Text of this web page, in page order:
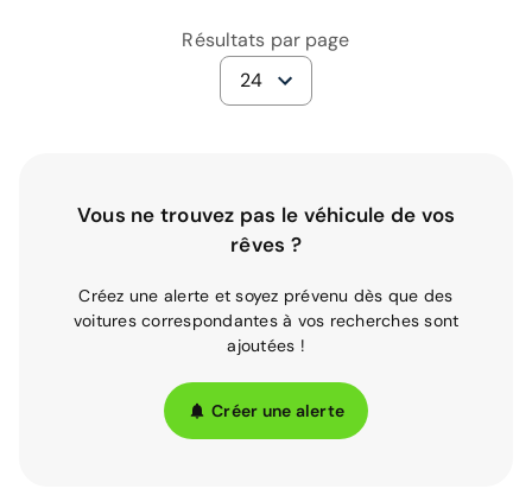
Résultats par page
24
Vous ne trouvez pas le véhicule de vos
rêves ?
Créez une alerte et soyez prévenu dès que des
voitures correspondantes à vos recherches sont
ajoutées !
Créer une alerte